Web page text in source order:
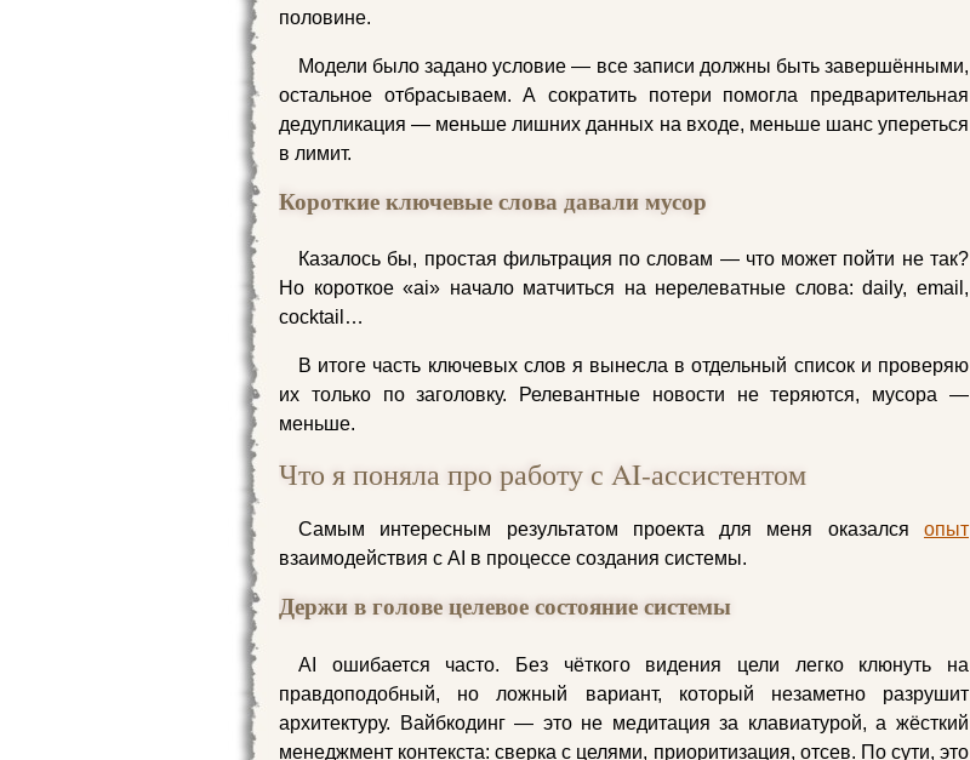
половине.
Модели было задано условие — все записи должны быть завершёнными,
остальное отбрасываем. А сократить потери помогла предварительная
дедупликация — меньше лишних данных на входе, меньше шанс упереться
в лимит.
Короткие ключевые слова давали мусор
Казалось бы, простая фильтрация по словам — что может пойти не так?
Но короткое «ai» начало матчиться на нерелеватные слова: daily, email,
cocktail…
В итоге часть ключевых слов я вынесла в отдельный список и проверяю
их только по заголовку. Релевантные новости не теряются, мусора —
меньше.
Что я поняла про работу с AI-ассистентом
Самым интересным результатом проекта для меня оказался опыт
взаимодействия с AI в процессе создания системы.
Держи в голове целевое состояние системы
AI ошибается часто. Без чёткого видения цели легко клюнуть на
правдоподобный, но ложный вариант, который незаметно разрушит
архитектуру. Вайбкодинг — это не медитация за клавиатурой, а жёсткий
менеджмент контекста: сверка с целями, приоритизация, отсев. По сути, это